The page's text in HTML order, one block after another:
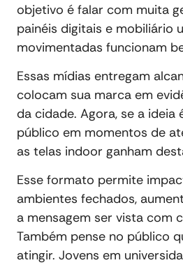
objetivo é falar com muita
painéis digitais e mobiliário
movimentadas funcionam
Essas mídias entregam
colocam sua marca em
da cidade. Agora, se a
público em momentos de
as telas indoor ganham
Esse formato permite
ambientes fechados,
a mensagem ser vista com
Também pense no público
atingir. Jovens em